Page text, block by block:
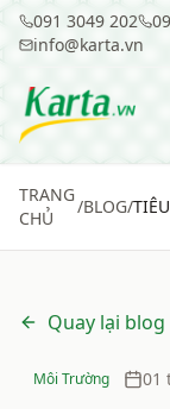
091 3049 202
info@karta.vn
TRANG
CHỦ
/BLOG/
Quay lại blog
Môi Trường 01